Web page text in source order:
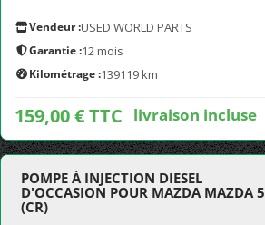
Vendeur :USED WORLD PARTS
Garantie :12 mois
Kilométrage :139119 km
159,00 € TTC livraison incluse
POMPE À INJECTION DIESEL
D'OCCASION POUR MAZDA MAZDA 5
(CR)